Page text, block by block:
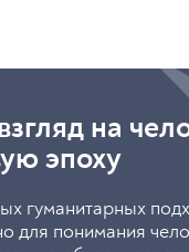
на
эпоху
гуманитарных
для понимания